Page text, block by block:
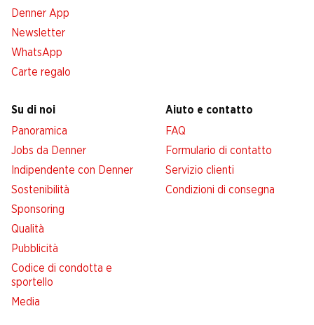
Denner App
Newsletter
WhatsApp
Carte regalo
Su di noi
Panoramica
Jobs da Denner
Indipendente con Denner
Sostenibilità
Sponsoring
Qualità
Pubblicità
Codice di condotta e
sportello
Media
Aiuto e contatto
FAQ
Formulario di contatto
Servizio clienti
Condizioni di consegna